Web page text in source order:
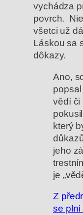
vychádza
povrch.
všetci už
Láskou sa
dôkazy.
Ano,
vědí či
který
jeho
je
Z
se plní